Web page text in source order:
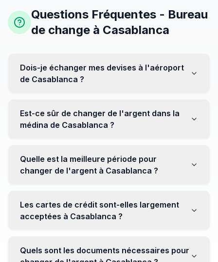
Questions Fréquentes - Bureau
de change à Casablanca
Dois-je échanger mes devises à l'aéroport
de Casablanca ?
être moins avantageux. Orientez-vous plutôt vers les
bureaux de change en ville pour obtenir de meilleurs
Est-ce sûr de changer de l'argent dans la
médina de Casablanca ?
établissements réputés pour éviter les surprises.
Quelle est la meilleure période pour
changer de l'argent à Casablanca ?
soyez attentif aux fluctuations pour maximiser la valeur
de vos devises.
Les cartes de crédit sont-elles largement
acceptées à Casablanca ?
Cependant, avoir un peu de monnaie locale peut être
Quels sont les documents nécessaires pour